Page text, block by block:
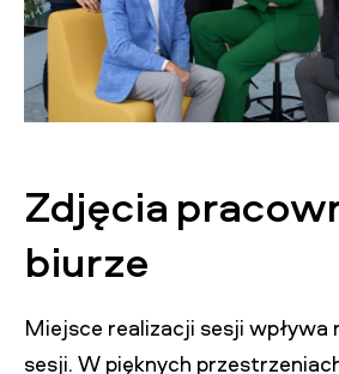
Zdjęcia
biurze
Miejsce realizacji sesji wpływa
sesji. W pięknych